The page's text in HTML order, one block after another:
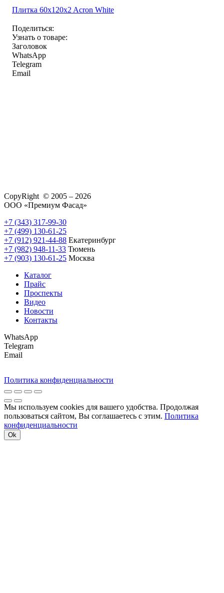
Плитка 60x120x2 Acron White
Поделиться:
Узнать о товаре:
Заголовок
WhatsApp
Telegram
Email
CopyRight © 2005 – 2026
ООО «Премиум Фасад»
+7 (343) 317-99-30
+7 (499) 130-61-25
+7 (912) 921-44-88 Екатеринбург
+7 (982) 948-11-33 Тюмень
+7 (903) 130-61-25 Москва
Каталог
Прайс
Проспекты
Видео
Новости
Контакты
WhatsApp
Telegram
Email
Политика конфиденциальности
Мы используем cookies для вашего удобства. Продолжая
пользоваться сайтом, Вы соглашаетесь с этим. Политика
конфиденциальности
Ok